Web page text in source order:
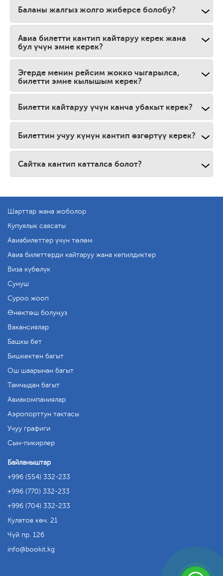
Баланы жалгыз жолго жиберсе болобу?
Авиа билетти кантип кайтаруу керек жана
бул үчүн эмне керек?
Эгерде менин рейсим жокко чыгарылса,
билетти эмне кылышым керек?
Билетти кайтаруу үчүн канча убакыт керек?
Билеттин учуу күнүн кантип өзгөртүү керек?
Сайтка кантип катталса болот?
Шарттар жана жоболор
Купуялык саясаты
Авиабилеттер үчүн төлөм
Авиа билеттерди кайтаруу жана кепилдиктер
Виза күбөлүк
Сунуш
Суроо жооп
Өнөктөш болуңуз
Вакансиялар
Башкы бет
Бишкектен багыт
Ош шаарынан багыт
Тамчыдан багыт
Авиакомпаниялар
Аэропорттун тактасы
Учуу графиги
Сын-пикирлер
Байланыштар
+996 (554) 332-233
+996 (770) 332-233
+996 (704) 332-233
Кулатов көч. 21
Чүй пр. 126
info
bookit.kg